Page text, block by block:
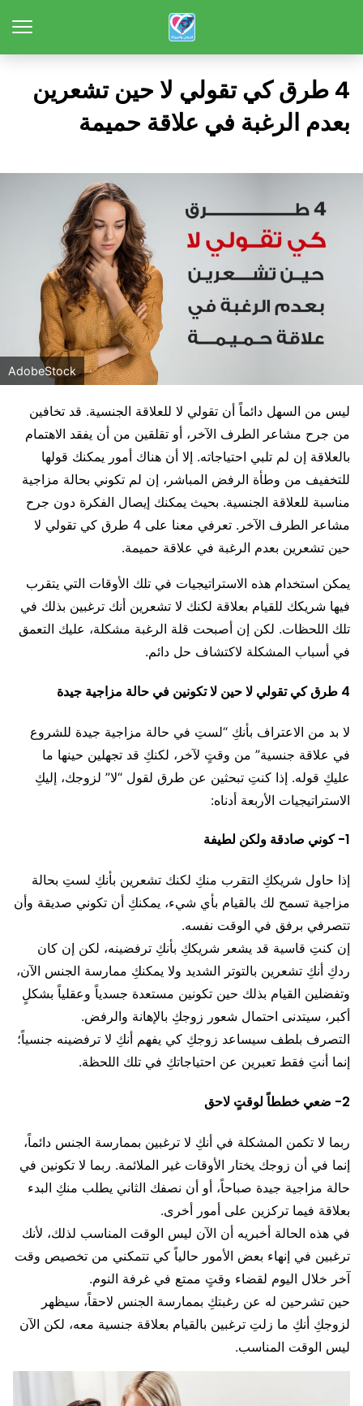
4 طرق كي تقولي لا حين تشعرين
بعدم الرغبة في علاقة حميمة
AdobeStock
ليس من السهل دائماً أن تقولي لا للعلاقة الجنسية. قد تخافين
من جرح مشاعر الطرف الآخر، أو تقلقين من أن يفقد الاهتمام
بالعلاقة إن لم تلبي احتياجاته. إلا أن هناك أمور يمكنك قولها
للتخفيف من وطأة الرفض المباشر، إن لم تكوني بحالة مزاجية
مناسبة للعلاقة الجنسية. بحيث يمكنك إيصال الفكرة دون جرح
مشاعر الطرف الآخر. تعرفي معنا على 4 طرق كي تقولي لا
حين تشعرين بعدم الرغبة في علاقة حميمة.
يمكن استخدام هذه الاستراتيجيات في تلك الأوقات التي يتقرب
فيها شريكك للقيام بعلاقة لكنك لا تشعرين أنك ترغبين بذلك في
تلك اللحظات. لكن إن أصبحت قلة الرغبة مشكلة، عليك التعمق
في أسباب المشكلة لاكتشاف حل دائم.
4 طرق كي تقولي لا حين لا تكونين في حالة مزاجية جيدة
لا بد من الاعتراف بأنكِ “لستِ في حالة مزاجية جيدة للشروع
في علاقة جنسية” من وقتٍ لآخر، لكنكِ قد تجهلين حينها ما
عليكِ قوله. إذا كنتِ تبحثين عن طرق لقول “لا” لزوجك، إليكِ
الاستراتيجيات الأربعة أدناه:
1- كوني صادقة ولكن لطيفة
إذا حاول شريككِ التقرب منكِ لكنك تشعرين بأنكِ لستِ بحالة
مزاجية تسمح لك بالقيام بأي شيء، يمكنكِ أن تكوني صديقة وأن
تتصرفي برفق في الوقت نفسه.
إن كنتِ قاسية قد يشعر شريككِ بأنكِ ترفضينه، لكن إن كان
ردكِ أنكِ تشعرين بالتوتر الشديد ولا يمكنكِ ممارسة الجنس الآن،
وتفضلين القيام بذلك حين تكونين مستعدة جسدياً وعقلياً بشكلٍ
أكبر، سيتدنى احتمال شعور زوجكِ بالإهانة والرفض.
التصرف بلطف سيساعد زوجكِ كي يفهم أنكِ لا ترفضينه جنسياً؛
إنما أنتِ فقط تعبرين عن احتياجاتكِ في تلك اللحظة.
2- ضعي خططاً لوقتٍ لاحق
ربما لا تكمن المشكلة في أنكِ لا ترغبين بممارسة الجنس دائماً،
إنما في أن زوجك يختار الأوقات غير الملائمة. ربما لا تكونين في
حالة مزاجية جيدة صباحاً، أو أن نصفك الثاني يطلب منكِ البدء
بعلاقة فيما تركزين على أمور أخرى.
في هذه الحالة أخبريه أن الآن ليس الوقت المناسب لذلك، لأنك
ترغبين في إنهاء بعض الأمور حالياً كي تتمكني من تخصيص وقت
آخر خلال اليوم لقضاء وقتٍ ممتع في غرفة النوم.
حين تشرحين له عن رغبتكِ بممارسة الجنس لاحقاً، سيظهر
لزوجكِ أنكِ ما زلتِ ترغبين بالقيام بعلاقة جنسية معه، لكن الآن
ليس الوقت المناسب.